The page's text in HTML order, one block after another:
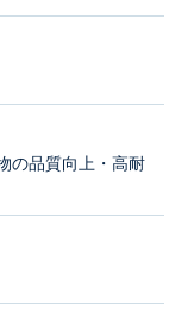
の品質向上・高耐